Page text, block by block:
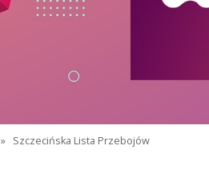
» Szczecińska Lista Przebojów